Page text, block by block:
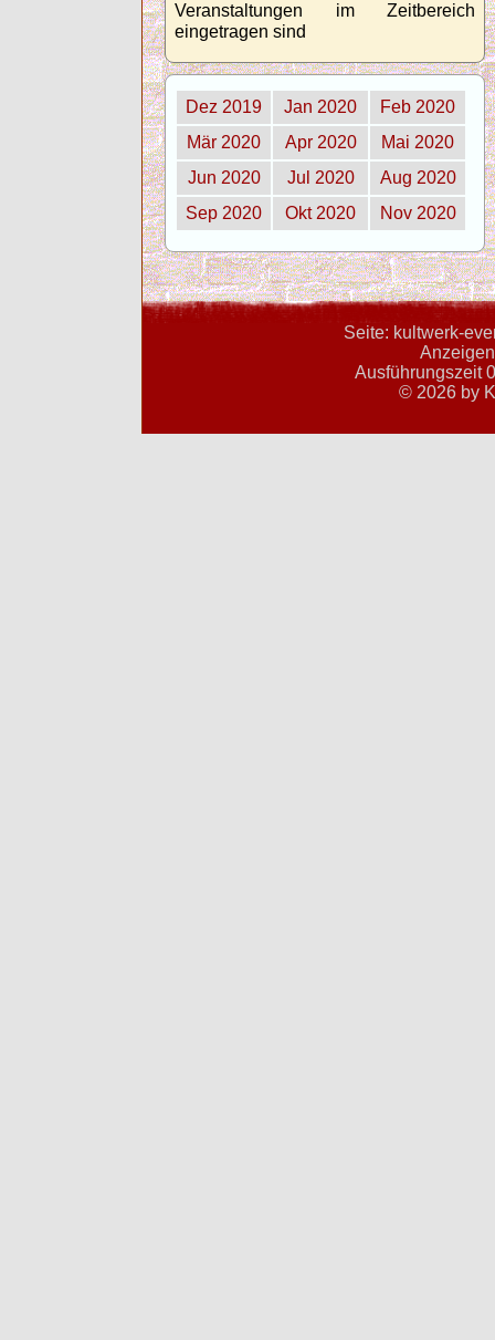
Veranstaltungen im Zeitbereich
eingetragen sind
Dez 2019 Jan 2020
Feb 2020
Mär 2020
Apr 2020
Mai 2020
Jun 2020
Jul 2020
Aug 2020
Sep 2020
Okt 2020 Nov 2020
Seite: kultwerk-
Ausführungszeit
© 2026 by